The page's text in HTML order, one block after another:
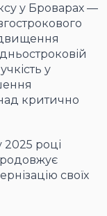
у Броварах —
у
критично
2025 році
своїх